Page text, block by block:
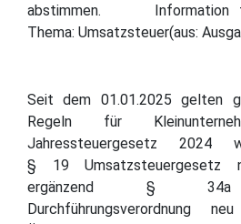
abstimmen. Information
Thema: Umsatzsteuer(aus:
Seit dem 01.01.2025 gelten
Regeln für
Jahressteuergesetz 2024
§ 19 Umsatzsteuergesetz
ergänzend § 34a
Durchführungsverordnung